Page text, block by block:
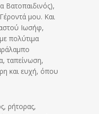
Βατοπαιδινός),
μου. Και
Ιωσήφ,
πολύτιμα
ταπείνωση,
και ευχή, όπου
ρήτορας,